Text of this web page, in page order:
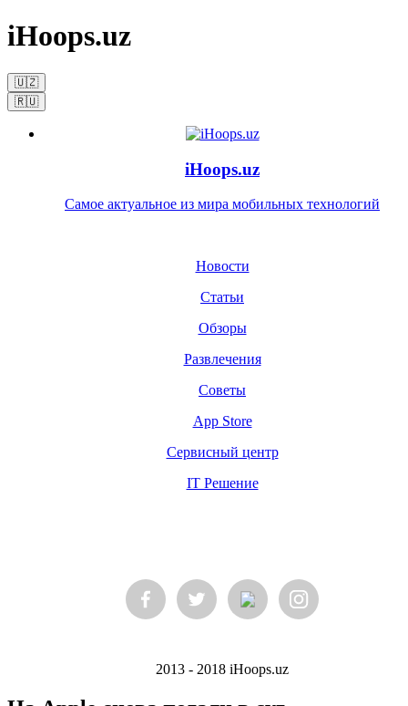
iHoops.uz
🇺🇿
🇷🇺
iHoops.uz
Самое актуальное из мира мобильных технологий
Новости
Статьи
Обзоры
Развлечения
Советы
App Store
Сервисный центр
IT Решение
2013 - 2018 iHoops.uz